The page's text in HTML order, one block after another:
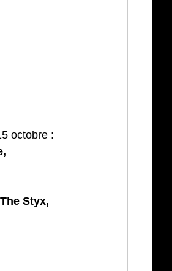
octobre :
Styx,